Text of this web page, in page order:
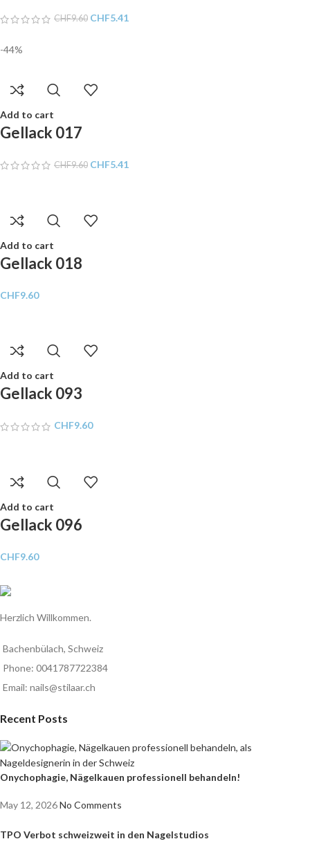
CHF9.60 CHF5.41
-44%
Add to cart
Gellack 017
CHF9.60 CHF5.41
Add to cart
Gellack 018
CHF9.60
Add to cart
Gellack 093
CHF9.60
Add to cart
Gellack 096
CHF9.60
Herzlich Willkommen.
Bachenbülach, Schweiz
Phone: 0041787722384
Email: nails@stilaar.ch
Recent Posts
Onychophagie, Nägelkauen professionell behandeln!
May 12, 2026No Comments
TPO Verbot schweizweit in den Nagelstudios